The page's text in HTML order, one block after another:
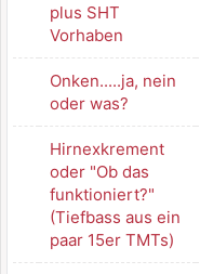
plus SHT
Vorhaben
Onken.....ja, nein
oder was?
Hirnexkrement
oder "Ob das
funktioniert?"
(Tiefbass aus ein
paar 15er TMTs)